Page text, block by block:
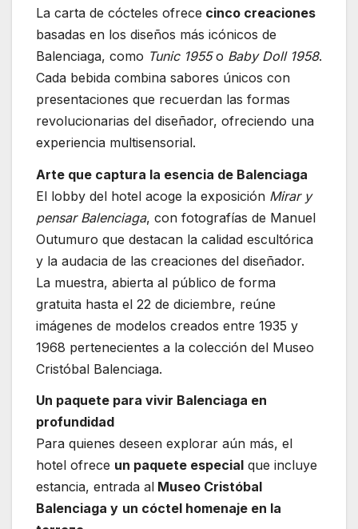
La carta de cócteles ofrece cinco creaciones
basadas en los diseños más icónicos de
Balenciaga, como Tunic 1955o Baby Doll 1958.
Cada bebida combina sabores únicos con
presentaciones que recuerdan las formas
revolucionarias del diseñador, ofreciendo una
experiencia multisensorial.
Arte que captura la esencia de Balenciaga
El lobby del hotel acoge la exposición Mirar y
pensar Balenciaga, con fotografías de Manuel
Outumuro que destacan la calidad escultórica
y la audacia de las creaciones del diseñador.
La muestra, abierta al público de forma
gratuita hasta el 22 de diciembre, reúne
imágenes de modelos creados entre 1935 y
1968 pertenecientes a la colección del Museo
Cristóbal Balenciaga.
Un paquete para vivir Balenciaga en
profundidad
Para quienes deseen explorar aún más, el
hotel ofrece un paquete especial que incluye
estancia, entrada al Museo Cristóbal
Balenciaga y un cóctel homenaje en la